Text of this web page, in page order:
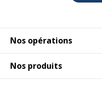
Nos opérations
Nos produits